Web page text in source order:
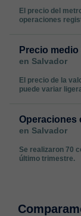
El precio del
operaciones
Precio
en Salvador
El precio de la
puede variar
Operaciones
en Salvador
Se realizaron 70
último trimestre.